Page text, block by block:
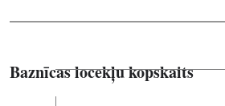
Baznīcas locekļu kopskaits